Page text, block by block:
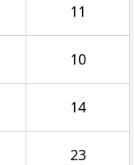
11
10
14
23